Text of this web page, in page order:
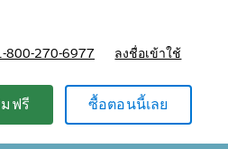
800-270-6977 ลงชื่อเข้าใช้
มฟรี ซื้อตอนนี้เลย